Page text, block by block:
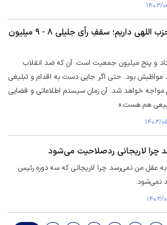
باهنر: حداقل ۷ - ۸ میلیون حزب اللهی داریم؛ سقفِ رأی جلیلی ۸ - ۹ میلیون
و پنج میلیون جمعیت است. آن که ضد انقلاب
بود. حتی اگر جایی دست به اقدام و تبلیغی
خواهد شد. آن زمان سیستم اطلاعاتی و قضایی
هم هست.»
چرا لاریجانی ردصلاحیت می‌شود
عقل من نمی‌رسد چرا لاریجانی که سه دوره رئیس
نمی‌شود.